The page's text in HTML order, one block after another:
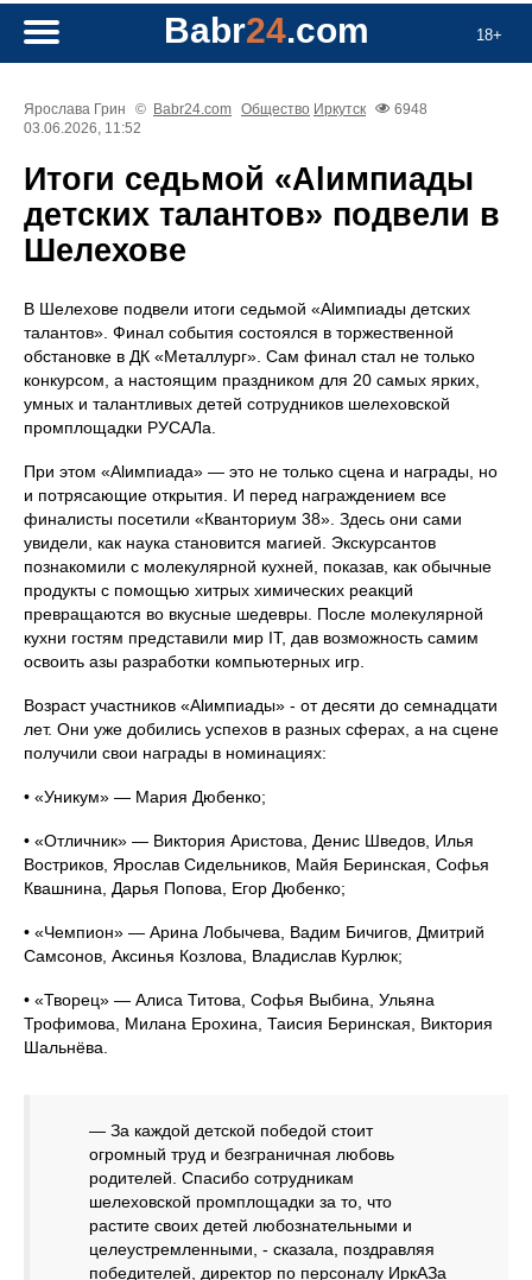
18+
Babr24.com
Ярослава Грин © Babr24.com Общество Иркутск
6948
03.06.2026, 11:52
Итоги седьмой «Alимпиады
детских талантов» подвели в
Шелехове
В Шелехове подвели итоги седьмой «Alимпиады детских
талантов». Финал события состоялся в торжественной
обстановке в ДК «Металлург». Сам финал стал не только
конкурсом, а настоящим праздником для 20 самых ярких,
умных и талантливых детей сотрудников шелеховской
промплощадки РУСАЛа.
При этом «Alимпиада» — это не только сцена и награды, но
и потрясающие открытия. И перед награждением все
финалисты посетили «Кванториум 38». Здесь они сами
увидели, как наука становится магией. Экскурсантов
познакомили с молекулярной кухней, показав, как обычные
продукты с помощью хитрых химических реакций
превращаются во вкусные шедевры. После молекулярной
кухни гостям представили мир IT, дав возможность самим
освоить азы разработки компьютерных игр.
Возраст участников «Alимпиады» - от десяти до семнадцати
лет. Они уже добились успехов в разных сферах, а на сцене
получили свои награды в номинациях:
• «Уникум» — Мария Дюбенко;
• «Отличник» — Виктория Аристова, Денис Шведов, Илья
Востриков, Ярослав Сидельников, Майя Беринская, Софья
Квашнина, Дарья Попова, Егор Дюбенко;
• «Чемпион» — Арина Лобычева, Вадим Бичигов, Дмитрий
Самсонов, Аксинья Козлова, Владислав Курлюк;
• «Творец» — Алиса Титова, Софья Выбина, Ульяна
Трофимова, Милана Ерохина, Таисия Беринская, Виктория
Шальнёва.
— За каждой детской победой стоит
огромный труд и безграничная любовь
родителей. Спасибо сотрудникам
шелеховской промплощадки за то, что
растите своих детей любознательными и
целеустремленными, - сказала, поздравляя
победителей, директор по персоналу ИркАЗа